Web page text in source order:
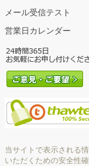
メール受信テスト
営業日カレンダー
当サイトで表示される
いただくための安全性